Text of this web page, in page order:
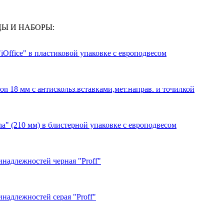
И НАБОРЫ:
в пластиковой упаковке с европодвесом
мм с антискольз.вставками,мет.направ. и точилкой
(210 мм) в блистерной упаковке с европодвесом
черная "Proff"
серая "Proff"